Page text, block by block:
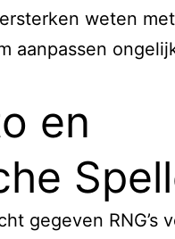
weten
aanpassen
en
gegeven RNG’s